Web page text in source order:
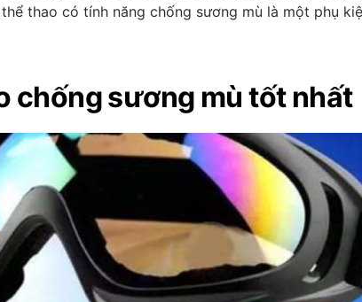
thao có tính năng chống sương mù là một phụ
chống sương mù tốt nhất